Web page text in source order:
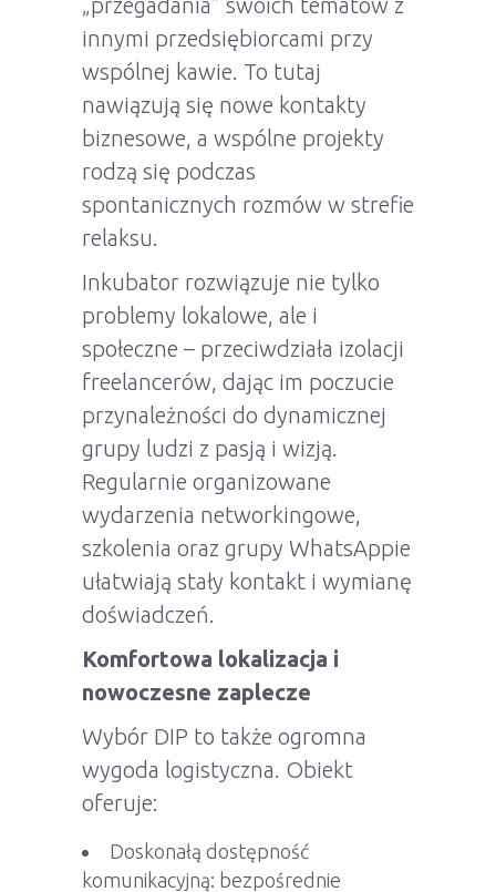
innymi przedsiębiorcami przy
wspólnej kawie. To tutaj
nawiązują się nowe kontakty
biznesowe, a wspólne projekty
rodzą się podczas
spontanicznych rozmów w strefie
relaksu.
Inkubator rozwiązuje nie tylko
problemy lokalowe, ale i
społeczne – przeciwdziała izolacji
freelancerów, dając im poczucie
przynależności do dynamicznej
grupy ludzi z pasją i wizją.
Regularnie organizowane
wydarzenia networkingowe,
szkolenia oraz grupy WhatsAppie
ułatwiają stały kontakt i wymianę
doświadczeń.
Komfortowa lokalizacja i
nowoczesne zaplecze
Wybór DIP to także ogromna
wygoda logistyczna. Obiekt
oferuje:
Doskonałą dostępność
komunikacyjną: bezpośrednie